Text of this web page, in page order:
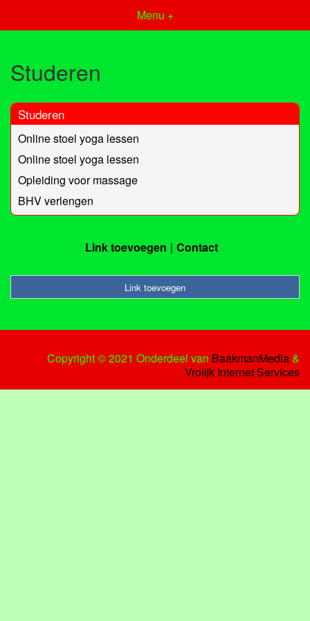
Menu +
Studeren
Studeren
Online stoel yoga lessen
Online stoel yoga lessen
Opleiding voor massage
BHV verlengen
Link toevoegen Contact
Link toevoegen
Copyright © 2021 Onderdeel van BaakmanMedia&
Vrolijk Internet Services